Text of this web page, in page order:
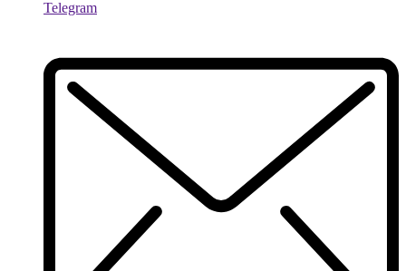
Telegram